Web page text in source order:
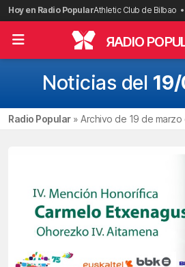
Saltar
al
contenido
Hoy en Radio PopularAthletic Club de Bilbao
RADIO
Noticias del
Radio Popular» Archivo de 19 de marzo